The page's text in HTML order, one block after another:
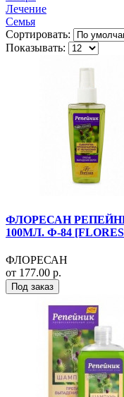
Лечение
Семья
Сортировать:
Показывать:
ФЛОРЕСАН
100МЛ. Ф-84
ФЛОРЕСАН
от 177.00 р.
Под заказ